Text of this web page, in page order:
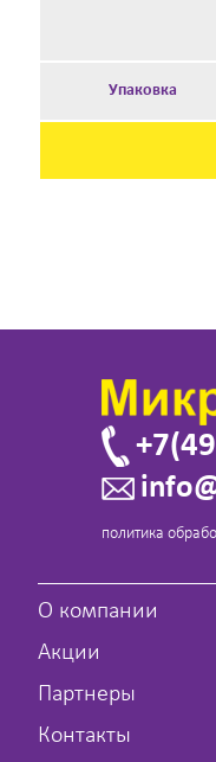
Упаковка
политика
О компании
Акции
Партнеры
Контакты